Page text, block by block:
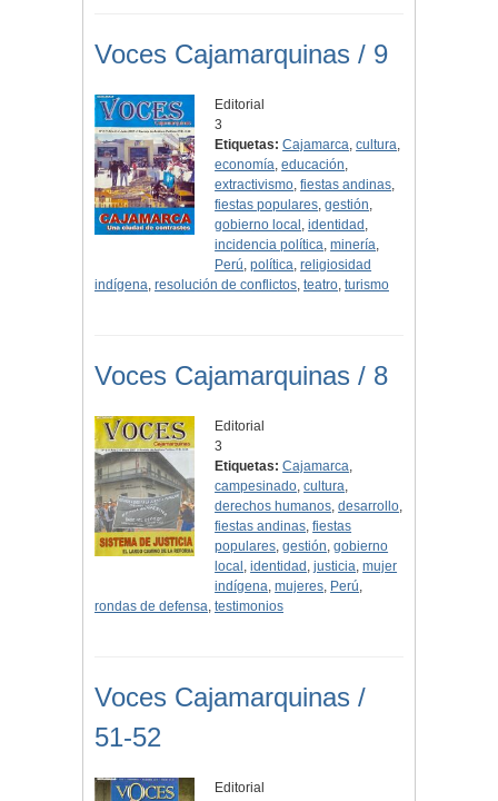
Voces Cajamarquinas / 9
Editorial
3
Etiquetas: Cajamarca,cultura,
economía,educación,
extractivismo,fiestas andinas,
fiestas populares,gestión,
gobierno local ,identidad ,
incidencia política,minería,
Perú,política,religiosidad
indígena, resolución de conflictos, teatro, turismo
Voces Cajamarquinas / 8
Editorial
3
Etiquetas: Cajamarca,
campesinado,cultura,
derechos humanos,desarrollo,
fiestas andinas,fiestas
populares,gestión,gobierno
local ,identidad ,justicia,mujer
indígena,mujeres, Perú,
rondas de defensa, testimonios
Voces Cajamarquinas /
51-52
Editorial